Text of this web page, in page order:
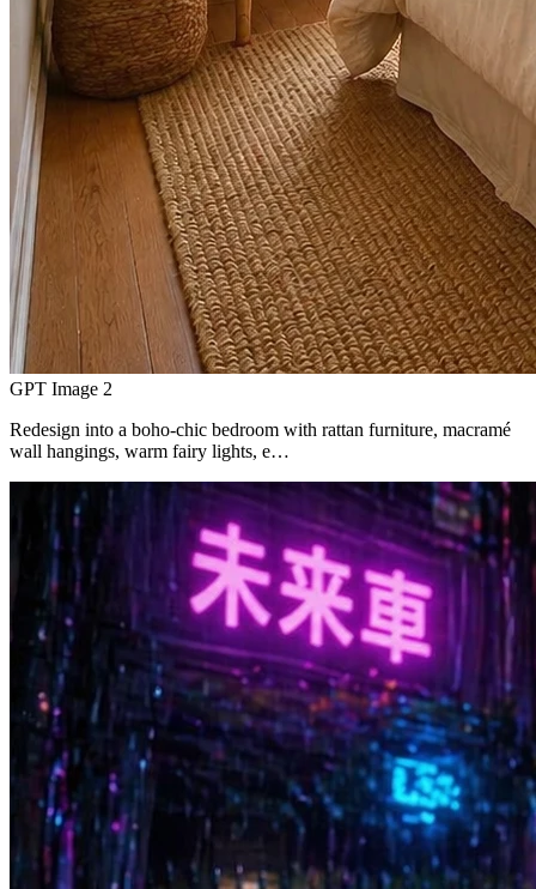
GPT Image 2
Redesign into a boho-chic bedroom with rattan furniture, macramé
wall hangings, warm fairy lights, e…